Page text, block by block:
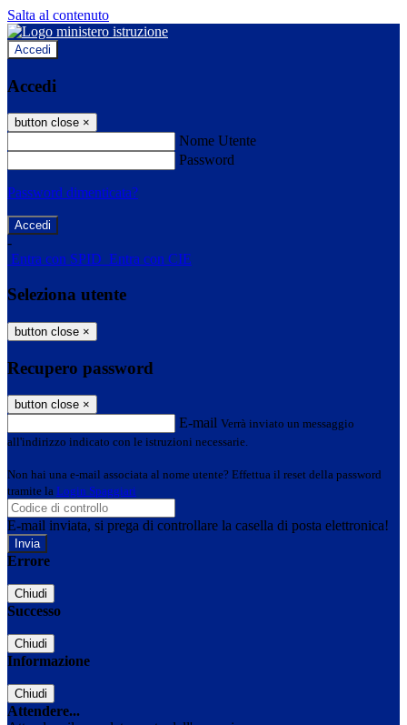
Salta al contenuto
Accedi
Accedi
button close ×
Nome Utente
Password
Password dimenticata?
-
Entra con SPID Entra con CIE
Seleziona utente
button close ×
Recupero password
button close ×
E-mail Verrà inviato un messaggio
all'indirizzo indicato con le istruzioni necessarie.
Non hai una e-mail associata al nome utente? Effettua il reset della password
tramite la Login Spaggiari
E-mail inviata, si prega di controllare la casella di posta elettronica!
Errore
Chiudi
Successo
Chiudi
Informazione
Chiudi
Attendere...